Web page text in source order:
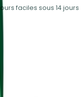
faciles sous 14 jours